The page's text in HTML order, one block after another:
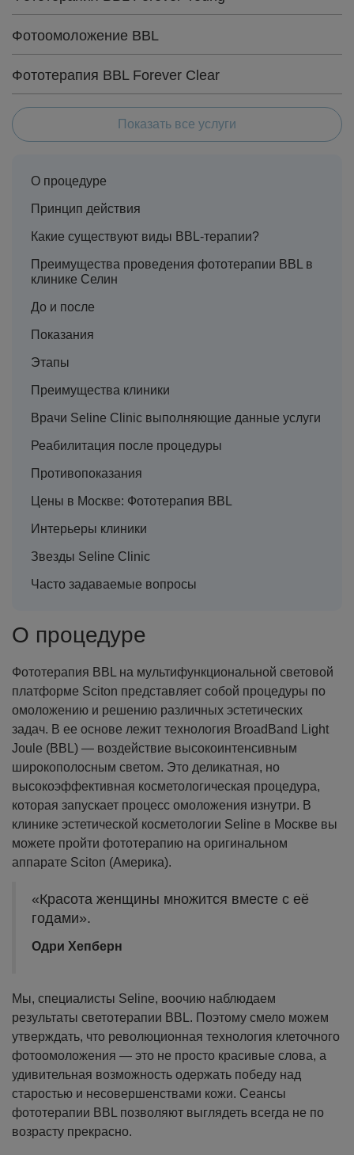
Фотоомоложение BBL
Фототерапия BBL Forever Clear
Показать все услуги
О процедуре
Принцип действия
Какие существуют виды BBL-терапии?
Преимущества проведения фототерапии BBL в
клинике Селин
До и после
Показания
Этапы
Преимущества клиники
Врачи Seline Clinic выполняющие данные услуги
Реабилитация после процедуры
Противопоказания
Цены в Москве: Фототерапия BBL
Интерьеры клиники
Звезды Seline Clinic
Часто задаваемые вопросы
О процедуре
Фототерапия BBL на мультифункциональной световой
платформе Sciton представляет собой процедуры по
омоложению и решению различных эстетических
задач. В ее основе лежит технология BroadBand Light
Joule (BBL) — воздействие высокоинтенсивным
широкополосным светом. Это деликатная, но
высокоэффективная косметологическая процедура,
которая запускает процесс омоложения изнутри. В
клинике эстетической косметологии Seline в Москве вы
можете пройти фототерапию на оригинальном
аппарате Sciton (Америка).
«Красота женщины множится вместе с её
годами».
Одри Хепберн
Мы, специалисты Seline, воочию наблюдаем
результаты светотерапии BBL. Поэтому смело можем
утверждать, что революционная технология клеточного
фотоомоложения — это не просто красивые слова, а
удивительная возможность одержать победу над
старостью и несовершенствами кожи. Сеансы
фототерапии BBL позволяют выглядеть всегда не по
возрасту прекрасно.